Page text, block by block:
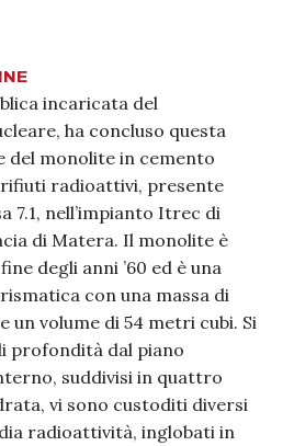
incaricata del
ha concluso questa
del monolite in cemento
radioattivi, presente
7.1, nell’impianto Itrec di
di Matera. Il monolite è
degli anni ’60 ed è una
con una massa di
un volume di 54 metri cubi. Si
profondità dal piano
suddivisi in quattro
vi sono custoditi diversi
radioattività, inglobati in